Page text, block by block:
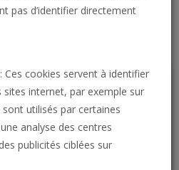
P
pas d’identifier directement
: Ces cookies servent à identifier
sites internet, par exemple sur
utilisés par certaines
analyse des centres
publicités ciblées sur